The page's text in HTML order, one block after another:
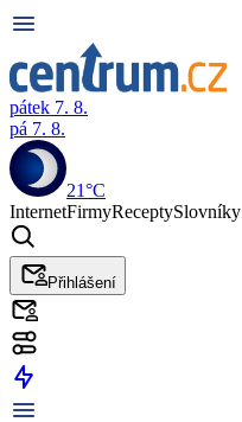
pátek 7. 8.
pá 7. 8.
21°C
InternetFirmyReceptySlovníky
Přihlášení